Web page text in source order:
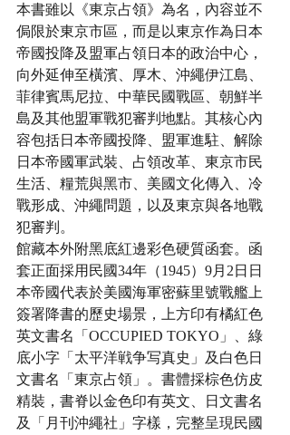
本書雖以《東京占領》為名，內容並不
侷限於東京市區，而是以東京作為日本
帝國投降及盟軍占領日本的政治中心，
向外延伸至橫濱、厚木、沖繩伊江島、
菲律賓馬尼拉、中華民國戰區、朝鮮半
島及其他盟軍戰犯審判地點。其核心內
容包括日本帝國投降、盟軍進駐、解除
日本帝國軍武裝、占領改革、東京市民
生活、糧荒與黑市、美國文化傳入、冷
戰形成、沖繩問題，以及東京與各地戰
犯審判。
館藏本外附黑底紅邊彩色硬質函套。函
套正面採用民國34年（1945）9月2日日
本帝國代表於美國海軍密蘇里號戰艦上
簽署降書的歷史場景，上方印有橘紅色
英文書名「OCCUPIED TOKYO」、綠
底小字「太平洋戦争写真史」及白色日
文書名「東京占領」。書體採棕色仿皮
精裝，書脊以金色印有英文、日文書名
及「月刊沖繩社」字樣，完整呈現民國